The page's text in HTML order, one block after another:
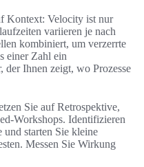
Kontext: Velocity ist nur
variieren je nach
kombiniert, um verzerrte
einer Zahl ein
der Ihnen zeigt, wo Prozesse
Sie auf Retrospektive,
Workshops. Identifizieren
und starten Sie kleine
Messen Sie Wirkung